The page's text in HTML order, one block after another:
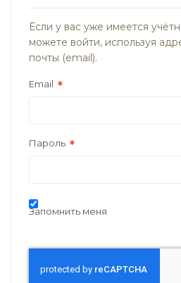
Если у вас уже имеется
можете войти, используя
почты (email).
Email
Пароль
Запомнить меня